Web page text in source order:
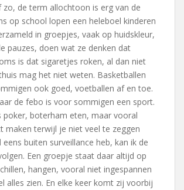
zo, de term allochtoon is erg van de
op school lopen een heleboel kinderen
in groepjes, vaak op huidskleur,
pauzes, doen wat ze denken dat
is dat sigaretjes roken, al dan niet
mag het niet weten. Basketballen
ook goed, voetballen af en toe.
de febo is voor sommigen een sport.
poker, boterham eten, maar vooral
maken terwijl je niet veel te zeggen
eens buiten surveillance heb, kan ik de
Een groepje staat daar altijd op
hangen, vooral niet ingespannen
alles zien. En elke keer komt zij voorbij